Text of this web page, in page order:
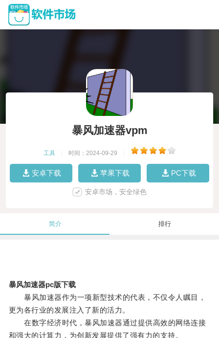
暴风加速器vpm
工具 时间：2024-09-29
安卓下载 苹果下载 PC下载
安卓市场，安全绿色
简介 排行
暴风加速器pc版下载
暴风加速器作为一项新型技术的代表，不仅令人瞩目，
更为各行业的发展注入了新的活力。
在数字经济时代，暴风加速器通过提供高效的网络连接
和强大的计算力，为创新发展提供了强有力的支持。